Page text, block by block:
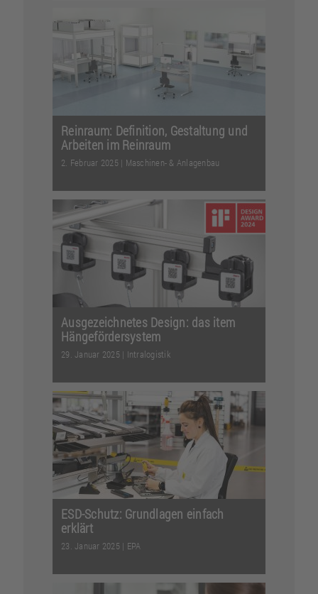
Wer sich mit Reinräumen beschäftigt,
stößt unweigerlich auf
unterschiedliche Reinraumklass...
Weiterlesen
Reinraum: Definition, Gestaltung und
Arbeiten im Reinraum
2. Februar 2025 | Maschinen- & Anlagenbau
Grundlagen, Tipps für die
Konstruktion, Komponenten und
Musterlösungen: Entdecken Sie Rein...
Weiterlesen
Ausgezeichnetes Design: das item
Hängefördersystem
29. Januar 2025 | Intralogistik
Bei unseren Komponenten legen wir
großen Wert auf eine hochwertige
Gestaltung. Mit unserem...Weiterlesen
ESD-Schutz: Grundlagen einfach
erklärt
23. Januar 2025 | EPA